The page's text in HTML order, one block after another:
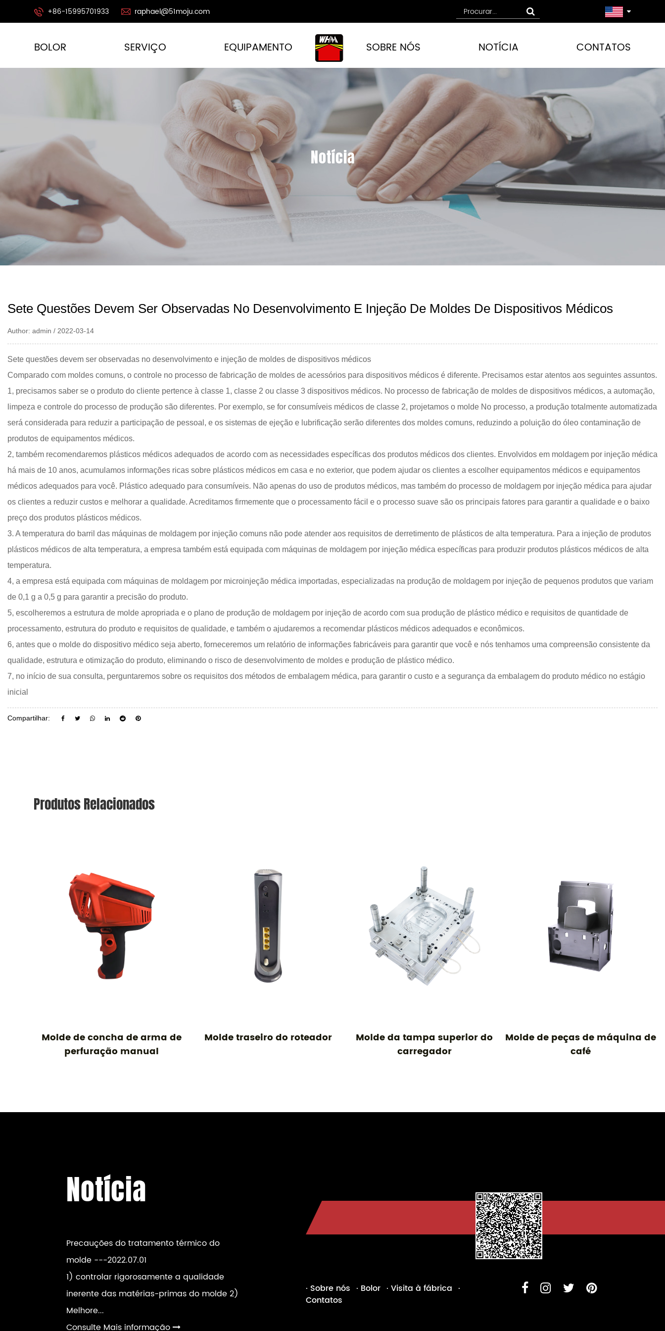
+86-15995701933 raphael@51moju.com
BOLOR SERVIÇO EQUIPAMENTO SOBRE NÓS NOTÍCIA CONTATOS
Notícia
Sete Questões Devem Ser Observadas No Desenvolvimento E Injeção De Moldes De Dispositivos Médicos
Author: admin / 2022-03-14
Sete questões devem ser observadas no desenvolvimento e injeção de moldes de dispositivos médicos
Comparado com moldes comuns, o controle no processo de fabricação de moldes de acessórios para dispositivos médicos é diferente. Precisamos estar atentos aos seguintes assuntos.
1, precisamos saber se o produto do cliente pertence à classe 1, classe 2 ou classe 3 dispositivos médicos. No processo de fabricação de moldes de dispositivos médicos, a automação,
limpeza e controle do processo de produção são diferentes. Por exemplo, se for consumíveis médicos de classe 2, projetamos o molde No processo, a produção totalmente automatizada
será considerada para reduzir a participação de pessoal, e os sistemas de ejeção e lubrificação serão diferentes dos moldes comuns, reduzindo a poluição do óleo contaminação de
produtos de equipamentos médicos.
2, também recomendaremos plásticos médicos adequados de acordo com as necessidades específicas dos produtos médicos dos clientes. Envolvidos em moldagem por injeção médica
há mais de 10 anos, acumulamos informações ricas sobre plásticos médicos em casa e no exterior, que podem ajudar os clientes a escolher equipamentos médicos e equipamentos
médicos adequados para você. Plástico adequado para consumíveis. Não apenas do uso de produtos médicos, mas também do processo de moldagem por injeção médica para ajudar
os clientes a reduzir custos e melhorar a qualidade. Acreditamos firmemente que o processamento fácil e o processo suave são os principais fatores para garantir a qualidade e o baixo
preço dos produtos plásticos médicos.
3. A temperatura do barril das máquinas de moldagem por injeção comuns não pode atender aos requisitos de derretimento de plásticos de alta temperatura. Para a injeção de produtos
plásticos médicos de alta temperatura, a empresa também está equipada com máquinas de moldagem por injeção médica específicas para produzir produtos plásticos médicos de alta
temperatura.
4, a empresa está equipada com máquinas de moldagem por microinjeção médica importadas, especializadas na produção de moldagem por injeção de pequenos produtos que variam
de 0,1 g a 0,5 g para garantir a precisão do produto.
5, escolheremos a estrutura de molde apropriada e o plano de produção de moldagem por injeção de acordo com sua produção de plástico médico e requisitos de quantidade de
processamento, estrutura do produto e requisitos de qualidade, e também o ajudaremos a recomendar plásticos médicos adequados e econômicos.
6, antes que o molde do dispositivo médico seja aberto, forneceremos um relatório de informações fabricáveis ​​para garantir que você e nós tenhamos uma compreensão consistente da
qualidade, estrutura e otimização do produto, eliminando o risco de desenvolvimento de moldes e produção de plástico médico.
7, no início de sua consulta, perguntaremos sobre os requisitos dos métodos de embalagem médica, para garantir o custo e a segurança da embalagem do produto médico no estágio
inicial
Compartilhar:
Produtos Relacionados
Molde de concha de arma de
perfuração manual
Molde traseiro do roteador
Molde da tampa superior do
carregador
Molde de peças de máquina de
café
Notícia
Precauções do tratamento térmico do
molde ---2022.07.01
1) controlar rigorosamente a qualidade
inerente das matérias-primas do molde 2)
Melhore...
Consulte Mais informação
· Sobre nós · Bolor · Visita à fábrica ·
Contatos